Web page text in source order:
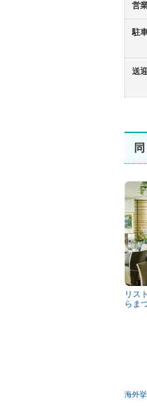
営
駐
送
リス
らま
海外